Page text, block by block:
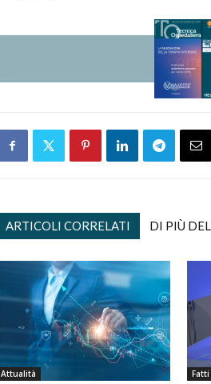
ARTICOLI CORRELATI DI PIÙ
Attualità